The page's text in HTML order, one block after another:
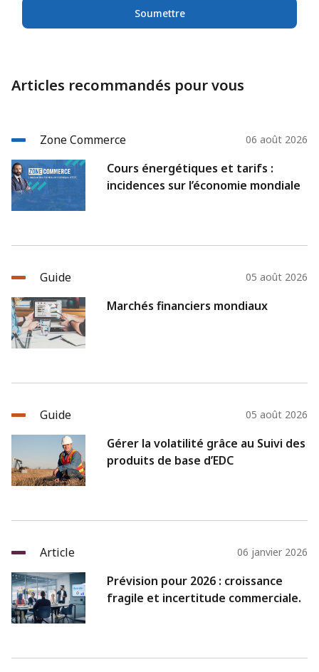
Soumettre
Articles recommandés pour vous
Zone Commerce 06 août 2026
Cours énergétiques et tarifs :
incidences sur l’économie mondiale
Guide 05 août 2026
Marchés financiers mondiaux
Guide 05 août 2026
Gérer la volatilité grâce au Suivi des
produits de base d’EDC
Article 06 janvier 2026
Prévision pour 2026 : croissance
fragile et incertitude commerciale.